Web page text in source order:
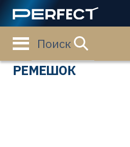
Поиск
Главная страница Каталог
РЕМЕШОК